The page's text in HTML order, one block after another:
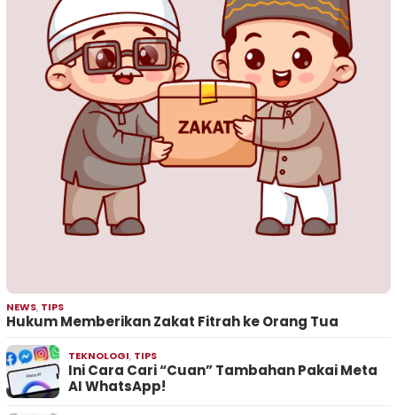
NEWS, TIPS
Hukum Memberikan Zakat Fitrah ke Orang Tua
TEKNOLOGI, TIPS
Ini Cara Cari “Cuan” Tambahan Pakai Meta
AI WhatsApp!